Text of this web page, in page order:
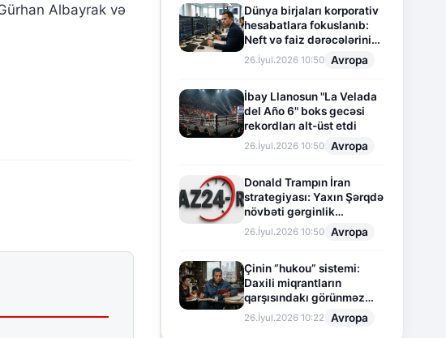
Albayrak və
Dünya birjaları korporativ
hesabatlara fokuslanıb:
Neft və faiz dərəcələrinin
təsiri altında cari vəziyyət
26.İyul.2026 10:50 Avropa
İbay Llanosun "La Velada
del Año 6" boks gecəsi
rekordları alt-üst etdi
26.İyul.2026 10:50 Avropa
Donald Trampın İran
strategiyası: Yaxın Şərqdə
növbəti gərginlik
mərhələsi
26.İyul.2026 10:50 Avropa
Çinin “hukou” sistemi:
Daxili miqrantların
qarşısındakı görünməz
sədd
26.İyul.2026 10:22 Avropa